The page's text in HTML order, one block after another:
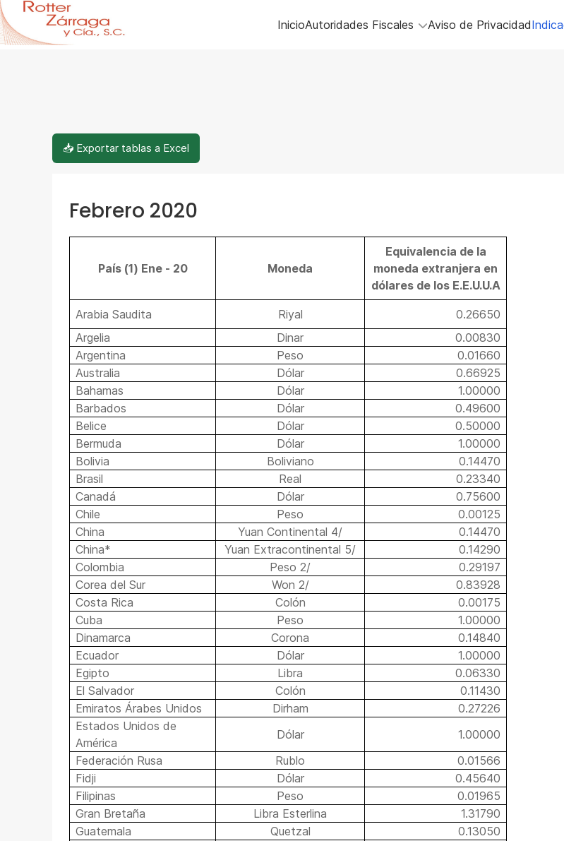
InicioAutoridades Fiscales Aviso de Privacidad
📥 Exportar tablas a Excel
Febrero 2020
País (1) Ene - 20 Moneda
Equivalencia de la
moneda extranjera en
dólares de los E.E.U.U.A
Arabia Saudita Riyal
0.26650
Argelia
Dinar
0.00830
Argentina
Peso
0.01660
Australia
Dólar
0.66925
Bahamas
Dólar
1.00000
Barbados
Dólar
0.49600
Belice
Dólar
0.50000
Bermuda
Dólar
1.00000
Bolivia
Boliviano
0.14470
Brasil
Real
0.23340
Canadá
Dólar
0.75600
Chile
Peso
0.00125
China
Yuan Continental 4/
0.14470
China*
Yuan Extracontinental 5/
0.14290
Colombia
Peso 2/
0.29197
Corea del Sur
Won 2/
0.83928
Costa Rica
Colón
0.00175
Cuba
Peso
1.00000
Dinamarca
Corona
0.14840
Ecuador
Dólar
1.00000
Egipto
Libra
0.06330
El Salvador
Colón
0.11430
Emiratos Árabes Unidos
Dirham
0.27226
Estados Unidos de
América
Dólar
1.00000
Federación Rusa
Rublo
0.01566
Fidji
Dólar
0.45640
Filipinas
Peso
0.01965
Gran Bretaña
Libra Esterlina
1.31790
Guatemala
Quetzal
0.13050